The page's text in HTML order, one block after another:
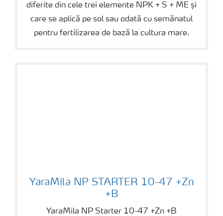
diferite din cele trei elemente NPK + S + ME și
care se aplică pe sol sau odată cu semănatul
pentru fertilizarea de bază la cultura mare.
YaraMila NP STARTER 10-47 +Zn
+B
YaraMila NP Starter 10-47 +Zn +B